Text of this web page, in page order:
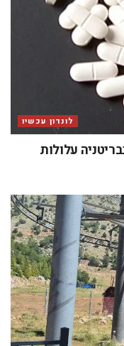
לונדון עכשיו
עלולות